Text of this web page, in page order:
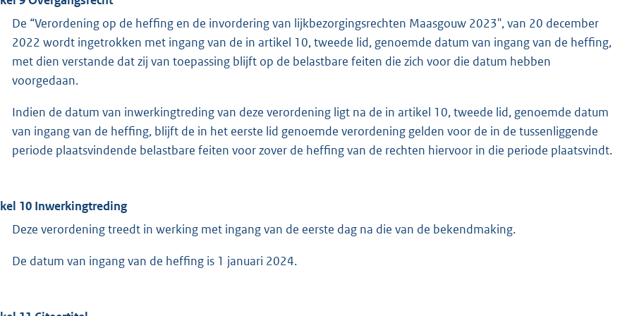
De “Verordening op de heffing en de invordering van lijkbezorgingsrechten Maasgouw 2023", van 20 december
2022 wordt ingetrokken met ingang van de in artikel 10, tweede lid, genoemde datum van ingang van de heffing,
met dien verstande dat zij van toepassing blijft op de belastbare feiten die zich voor die datum hebben
voorgedaan.
Indien de datum van inwerkingtreding van deze verordening ligt na de in artikel 10, tweede lid, genoemde datum
van ingang van de heffing, blijft de in het eerste lid genoemde verordening gelden voor de in de tussenliggende
periode plaatsvindende belastbare feiten voor zover de heffing van de rechten hiervoor in die periode plaatsvindt.
10 Inwerkingtreding
Deze verordening treedt in werking met ingang van de eerste dag na die van de bekendmaking.
De datum van ingang van de heffing is 1 januari 2024.